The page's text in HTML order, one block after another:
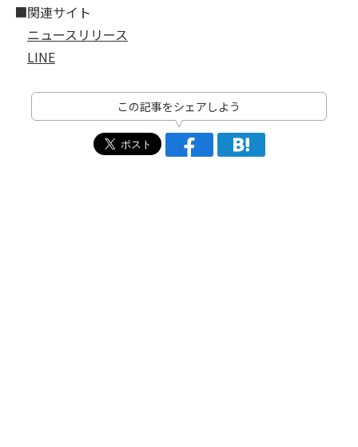
■関連サイト
ニュースリリース
LINE
この記事をシェアしよう